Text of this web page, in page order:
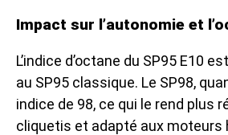
Impact sur l’autonomie et
L’indice d’octane du SP95 E10
au SP95 classique. Le SP98,
indice de 98, ce qui le rend plus
cliquetis et adapté aux moteurs